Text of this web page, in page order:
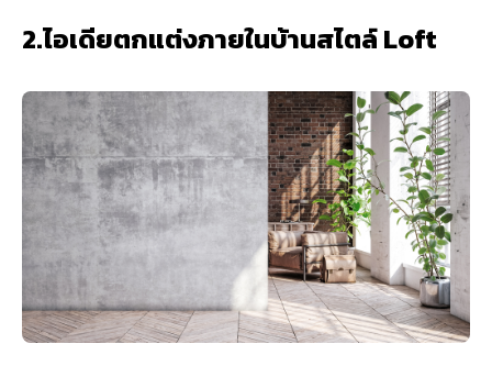
2.ไอเดียตกแต่งภายในบ้านสไตล์ Loft